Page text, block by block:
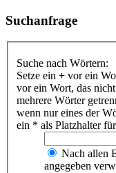
Suchanfrage
Suche nach Wörtern:
Setze ein + vor ein
vor ein Wort, das
mehrere Wörter
wenn nur eines der
ein * als Platzhalter
Nach allen
angegeben